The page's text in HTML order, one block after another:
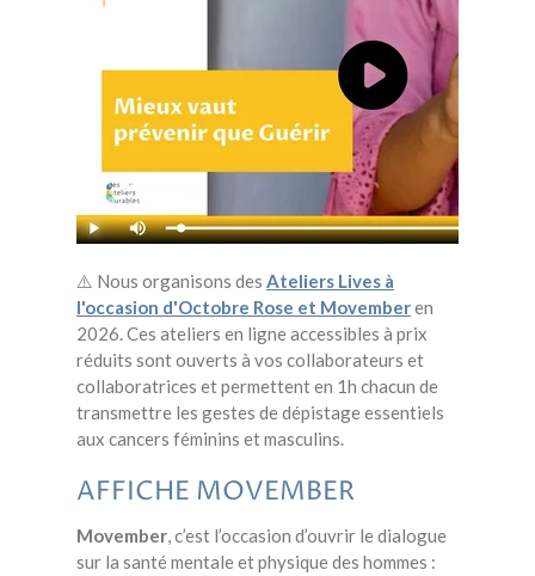
⚠️ Nous organisons des Ateliers Lives à
l'occasion d'Octobre Rose et Movemberen
2026. Ces ateliers en ligne accessibles à prix
réduits sont ouverts à vos collaborateurs et
collaboratrices et permettent en 1h chacun de
transmettre les gestes de dépistage essentiels
aux cancers féminins et masculins.
AFFICHE MOVEMBER
Movember, c’est l’occasion d’ouvrir le dialogue
sur la santé mentale et physique des hommes :